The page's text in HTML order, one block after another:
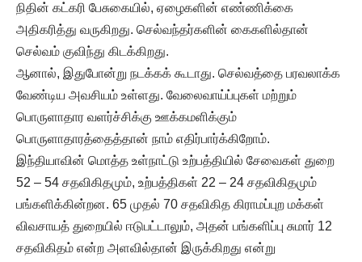
நிதின் கட்கரி பேசுகையில், ஏழைகளின் எண்ணிக்கை
அதிகரித்து வருகிறது. செல்வந்தர்களின் கைகளில்தான்
செல்வம் குவிந்து கிடக்கிறது.
ஆனால், இதுபோன்று நடக்கக் கூடாது. செல்வத்தை பரவலாக்க
வேண்டிய அவசியம் உள்ளது. வேலைவாய்ப்புகள் மற்றும்
பொருளாதார வளர்ச்சிக்கு ஊக்கமளிக்கும்
பொருளாதாரத்தைத்தான் நாம் எதிர்பார்க்கிறோம்.
இந்தியாவின் மொத்த உள்நாட்டு உற்பத்தியில் சேவைகள் துறை
52 – 54 சதவிகிதமும், உற்பத்திகள் 22 – 24 சதவிகிதமும்
பங்களிக்கின்றன. 65 முதல் 70 சதவிகித கிராமப்புற மக்கள்
விவசாயத் துறையில் ஈடுபட்டாலும், அதன் பங்களிப்பு சுமார் 12
சதவிகிதம் என்ற அளவில்தான் இருக்கிறது என்று